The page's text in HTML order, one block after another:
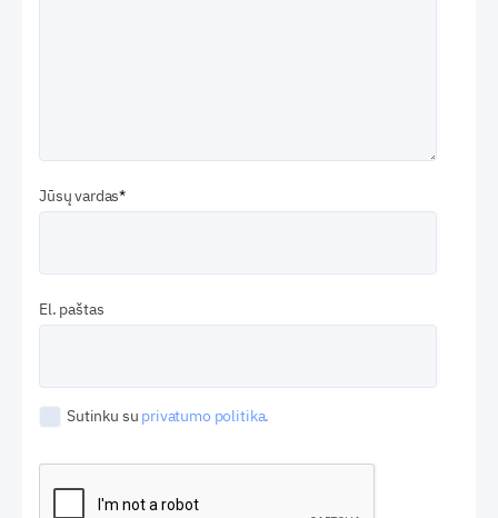
Jūsų vardas
El. paštas
Sutinku su privatumo politika.